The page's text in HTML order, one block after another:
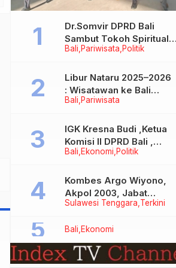
Bali Pariwisata Politik
Dr.Somvir DPRD Bali
Sambut Tokoh Spiritual
India Baba Bageshwar
Bali Pariwisata
Libur Nataru 2025–2026
: Wisatawan ke Bali
Meningkat, Isu Penurunan
Bali Ekonomi Politik
IGK Kresna Budi ,Ketua
Komisi II DPRD Bali ,
Angkat Bicara Soal
Bersubsidi Jenis Solar
Sulawesi Tenggara Terkini
Kombes Argo Wiyono,
Akpol 2003, Jabat
Dirlantas Polda Sultra
Bali Ekonomi